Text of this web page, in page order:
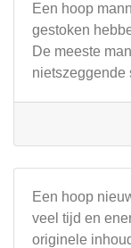
Een hoop
gestoken
De meeste
nietszeggende
Een hoop
veel tijd en
originele